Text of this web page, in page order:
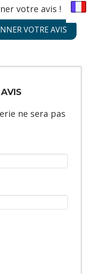
votre avis !
VOTRE AVIS
ne sera pas